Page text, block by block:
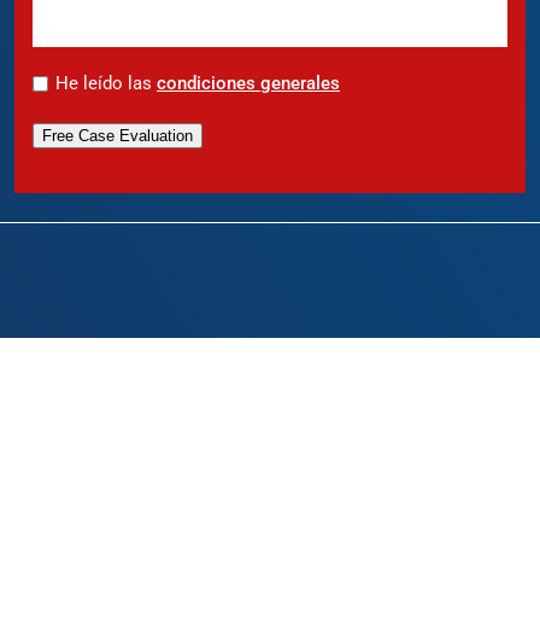
* He leído las condiciones generales
Free Case Evaluation